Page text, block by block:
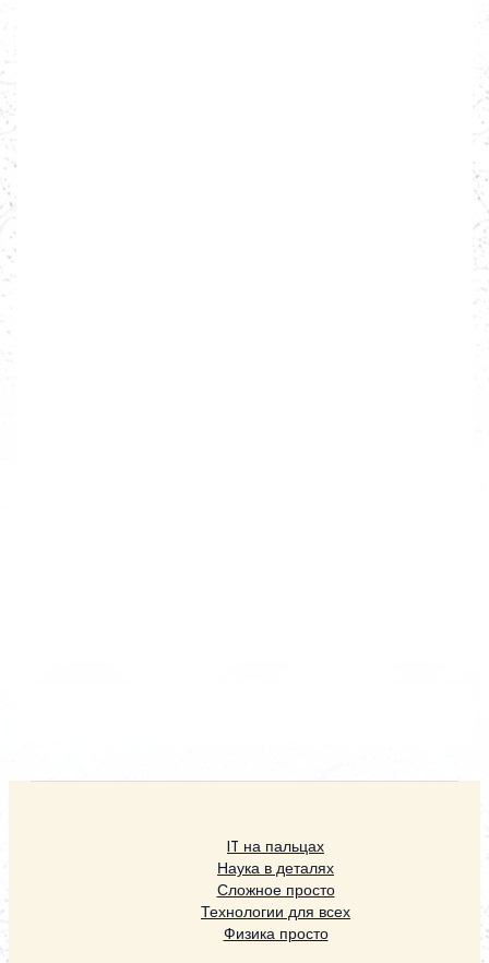
IT на пальцах
Наука в деталях
Сложное просто
Технологии для всех
Физика просто